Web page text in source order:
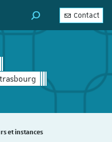
MOTEUR DE
Contact
et instances